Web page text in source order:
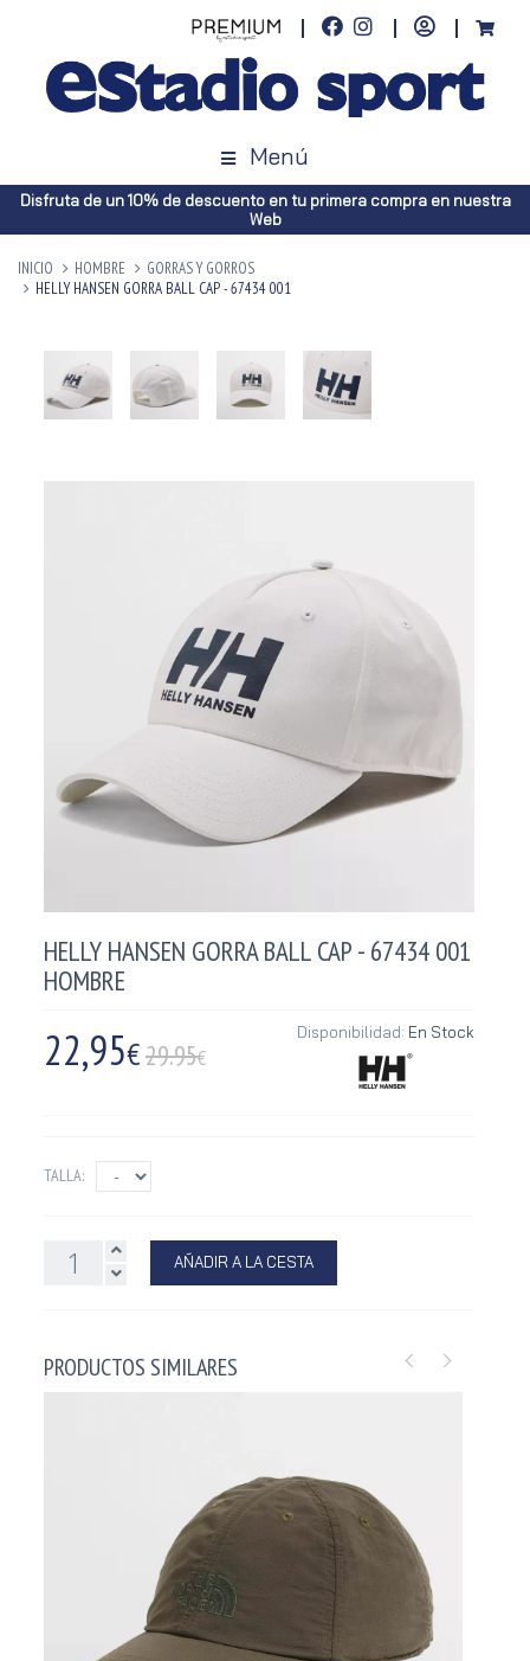
Menú
Disfruta de un 10% de descuento en tu primera compra en nuestra
Web
INICIO HOMBRE
GORRAS Y GORROS
HELLY HANSEN GORRA BALL CAP - 67434 001
HELLY HANSEN GORRA BALL CAP - 67434 001
HOMBRE
22,95€29.95€
Disponibilidad: En Stock
TALLA:
AÑADIR A LA CESTA
PRODUCTOS SIMILARES